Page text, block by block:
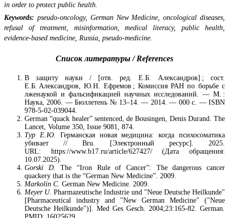
in order to protect public health.
Keywords: pseudo-oncology, German New Medicine, oncological diseases,
refusal of treatment, misinformation, medical literacy, public health,
evidence-based medicine, Russia, pseudo-medicine.
Список литературы / References
В защиту науки / [отв. ред. Е.Б. Александров] ; сост.
Е.Б. Александров, Ю.Н. Ефремов ; Комиссия РАН по борьбе с
лженаукой и фальсификацией научных исследований. — М. :
Наука, 2006. — Бюллетень № 13–14. — 2014. — 000 с. — ISBN
978-5-02-039044.
German “quack healer” sentenced, de Bousingen, Denis Durand. The
Lancet, Volume 350, Issue 9081, 874.
Тур Е.Ю. Германская новая медицина: когда психосоматика
убивает // Bru. [Электронный ресурс]. 2025.
URL: https://www.b17.ru/article/627427/ (Дата обращения:
10.07.2025).
Gorski D.
The “Iron Rule of Cancer”: The dangerous cancer
quackery that is the “German New Medicine”. 2009.
Markolin C. German New Medicine. 2009.
Meyer U. Pharmazeutische Industrie und "Neue Deutsche Heilkunde"
[Pharmaceutical industry and "New German Medicine" ("Neue
Deutsche Heilkunde")]. Med Ges Gesch. 2004;23:165-82. German.